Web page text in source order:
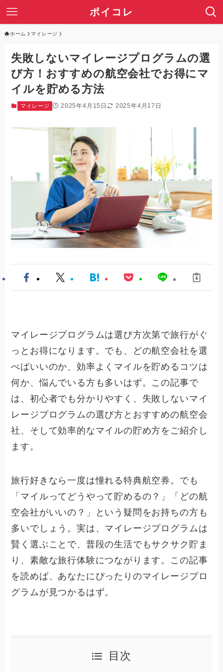
ポイコレ
ホーム マイレージ
失敗しないマイレージプログラムの選
び方！おすすめの航空会社でお得にマ
イルを貯める方法
マイレージ 2025年4月15日 2025年4月17日
マイレージプログラムは選び方次第で旅行がぐ
っとお得になります。でも、どの航空会社を選
べばいいのか、効率よくマイルを貯めるコツは
何か、悩んでいる方も多いはず。この記事で
は、初心者でも分かりやすく、失敗しないマイ
レージプログラムの選び方とおすすめの航空会
社、そして効率的なマイルの貯め方をご紹介し
ます。
旅行好きなら一度は憧れる特典航空券。でも
「マイルってどうやって貯めるの？」「どの航
空会社がいいの？」という疑問をお持ちの方も
多いでしょう。実は、マイレージプログラムは
賢く選ぶことで、普段の生活でもサクサク貯ま
り、素敵な旅行体験につながります。この記事
を読めば、あなたにぴったりのマイレージプロ
グラムが見つかるはず。
目次